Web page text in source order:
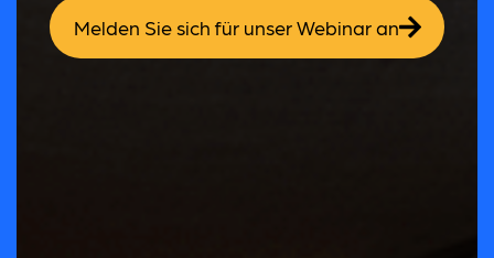
Melden Sie sich für unser Webinar an